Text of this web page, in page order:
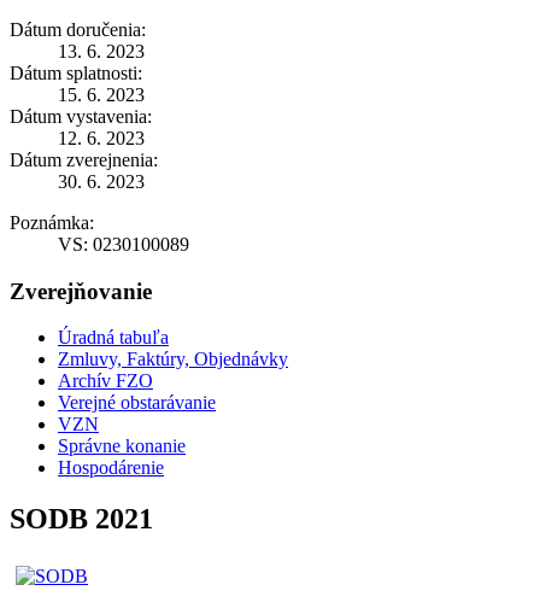
Dátum doručenia:
13. 6. 2023
Dátum splatnosti:
15. 6. 2023
Dátum vystavenia:
12. 6. 2023
Dátum zverejnenia:
30. 6. 2023
Poznámka:
VS: 0230100089
Zverejňovanie
Úradná tabuľa
Zmluvy, Faktúry, Objednávky
Archív FZO
Verejné obstarávanie
VZN
Správne konanie
Hospodárenie
SODB 2021